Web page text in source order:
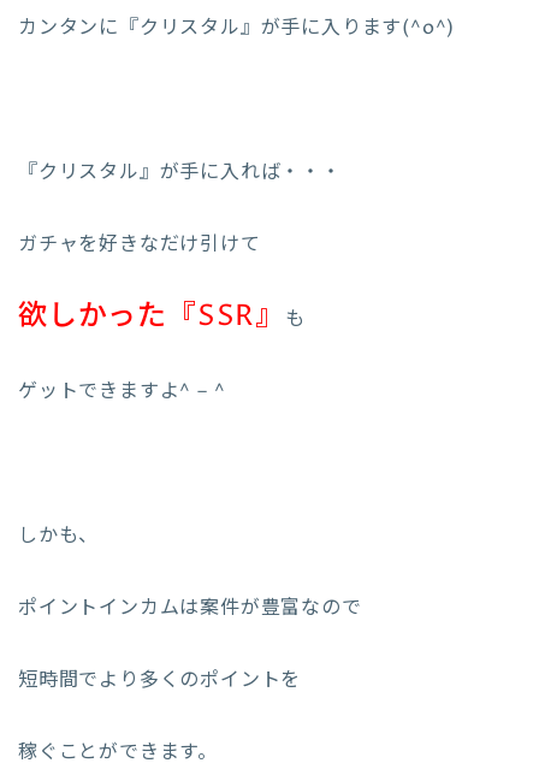
カンタンに『クリスタル』が手に入ります(^o^)
『クリスタル』が手に入れば・・・
ガチャを好きなだけ引けて
欲しかった『SSR』 も
ゲットできますよ^ – ^
しかも、
ポイントインカムは案件が豊富なので
短時間でより多くのポイントを
稼ぐことができます。